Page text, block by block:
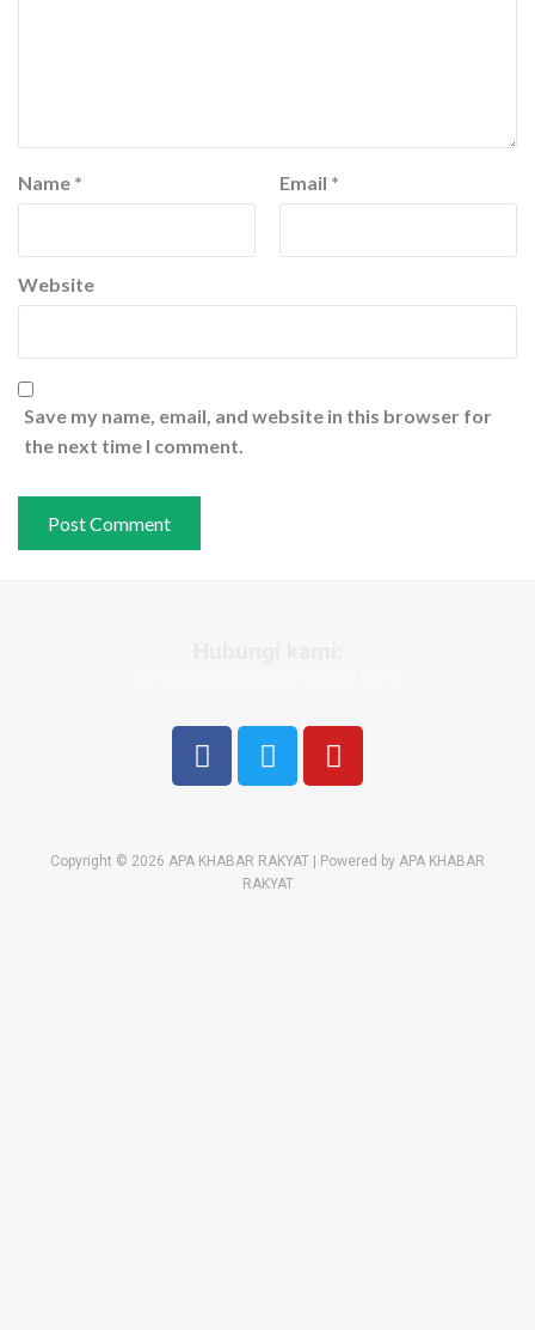
Name * Email *
Website
Save my name, email, and website in this browser for
the next time I comment.
Media sosial kami:
Copyright © 2026 APA KHABAR RAKYAT | Powered by APA KHABAR
RAKYAT